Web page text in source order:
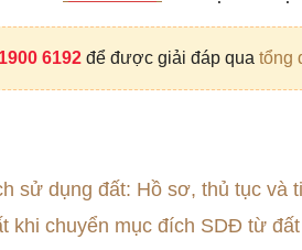
1900 6192để được giải đáp qua tổng
sử dụng đất: Hồ sơ, thủ tục và
khi chuyển mục đích SDĐ từ